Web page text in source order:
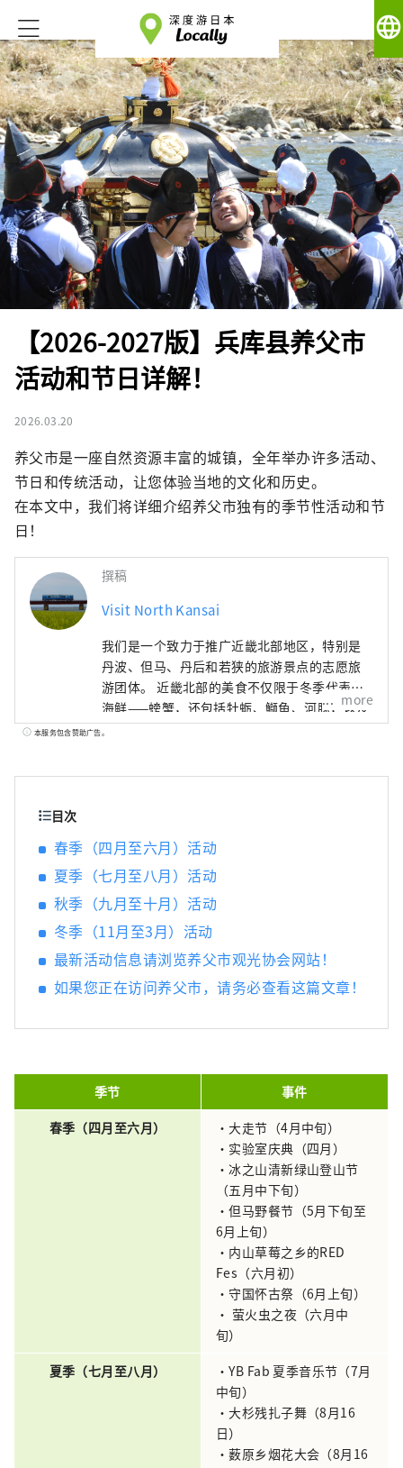
language
【2026-2027版】兵库县养父市
活动和节日详解！
2026.03.20
养父市是一座自然资源丰富的城镇，全年举办许多活动、
节日和传统活动，让您体验当地的文化和历史。
在本文中，我们将详细介绍养父市独有的季节性活动和节
日！
撰稿
Visit North Kansai
我们是一个致力于推广近畿北部地区，特别是
丹波、但马、丹后和若狭的旅游景点的志愿旅
游团体。 近畿北部的美食不仅限于冬季代表性
海鲜——螃蟹，还包括牡蛎、鰤鱼、河豚，以及
夏季的美味，如海蛤、岩蚝、白鱿鱼。山区特
more
本服务包含赞助广告。
目次
春季（四月至六月）活动
夏季（七月至八月）活动
秋季（九月至十月）活动
冬季（11月至3月）活动
最新活动信息请浏览养父市观光协会网站！
如果您正在访问养父市，请务必查看这篇文章！
季节
事件
春季（四月至六月）
・大走节（4月中旬）
・实验室庆典（四月）
・冰之山清新绿山登山节
（五月中下旬）
・但马野餐节（5月下旬至
6月上旬）
・内山草莓之乡的RED
Fes（六月初）
・守国怀古祭（6月上旬）
• 萤火虫之夜（六月中
旬）
夏季（七月至八月）
・YB Fab 夏季音乐节（7月
中旬）
・大杉残扎子舞（8月16
日）
・薮原乡烟花大会（8月16